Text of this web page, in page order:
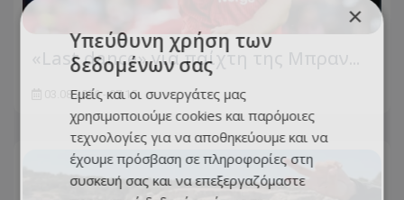
«Last dance» για παίχτη της Μπραν...
03.08.2026 - 07:15
×
Υπεύθυνη χρήση των
δεδομένων σας
Εμείς και οι συνεργάτες μας
χρησιμοποιούμε cookies και παρόμοιες
τεχνολογίες για να αποθηκεύουμε και να
έχουμε πρόσβαση σε πληροφορίες στη
συσκευή σας και να επεξεργαζόμαστε